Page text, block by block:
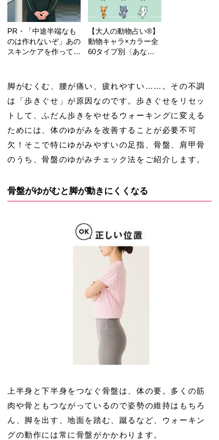
PR・「中途半端なも
のは作れないぞ」あの
スキンケアを作ってい
【大人の動物占い®】
動物キャラ×カラー全
60タイプ別〈あなた
脚がむくむ、腰が痛い、疲れやすい……。その不調
は「歩きぐせ」が原因なのです。歩きぐせをリセッ
トして、ふだん歩きをやせるウォーキングに変える
ためには、体のゆがみを改善することが必要不可
欠！そこで特にゆがみやすいの足指、骨盤、肩甲骨
のうち、骨盤のゆがみチェック法をご紹介します。
骨盤がゆがむと脚が動きにくくなる
上半身と下半身をつなぐ骨盤は、体の要。多くの筋
肉や骨ともつながっているので姿勢の維持はもちろ
ん、脚を出す、地面を踏む、蹴るなど、ウォーキン
グの動作には常に骨盤がかかわります。